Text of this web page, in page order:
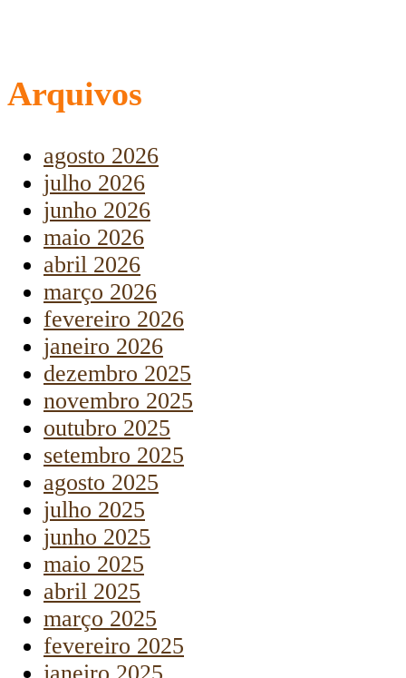
Arquivos
agosto 2026
julho 2026
junho 2026
maio 2026
abril 2026
março 2026
fevereiro 2026
janeiro 2026
dezembro 2025
novembro 2025
outubro 2025
setembro 2025
agosto 2025
julho 2025
junho 2025
maio 2025
abril 2025
março 2025
fevereiro 2025